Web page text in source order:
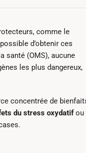
comme le
d’obtenir ces
santé (OMS), aucune
les plus dangereux,
concentrée de
du stress oxydatifou